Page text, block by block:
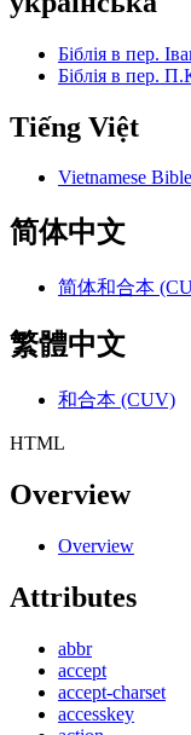
Біблія в пер.
Біблія в пер.
Tiếng Việt
Vietnamese
简体中文
简体和合本
繁體中文
和合本 (CUV)
HTML
Overview
Overview
Attributes
abbr
accept
accept-charset
accesskey